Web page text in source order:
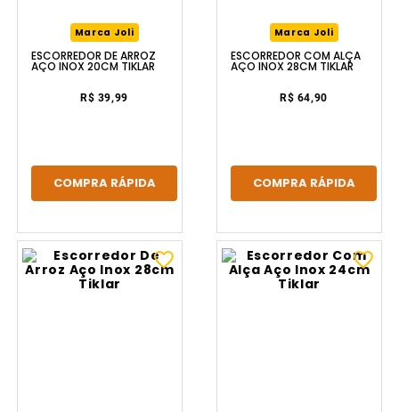
Marca Joli
ESCORREDOR DE ARROZ
AÇO INOX 20CM TIKLAR
R$ 39,99
COMPRA RÁPIDA
Marca Joli
ESCORREDOR COM ALÇA
AÇO INOX 28CM TIKLAR
R$ 64,90
COMPRA RÁPIDA